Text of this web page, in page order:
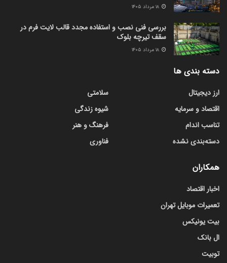
بررسی فنی نصب و استفاده مجدد قالب لایت فرم در
سقف تیرچه بلوک
دسته بندی ها
ارز دیجیتال
اقتصاد و سرمایه
تناسب اندام
دسته‌بندی نشده
سلامتی
شیوه زندگی
فرهنگ و هنر
فناوری
همکاران
اخبار اقتصاد
تعمیرات موبایل تهران
بیت یونیکس
ال بانک
توبیت